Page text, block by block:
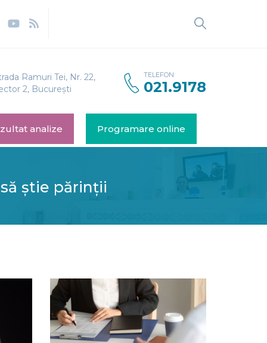
Ramuri Tei, Nr. 22,
2, București
TELEFON
021.9178
analize Programare online
știe părinții